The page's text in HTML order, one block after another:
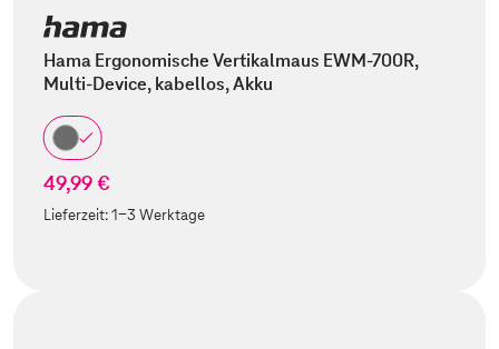
Hama Ergonomische Vertikalmaus EWM-700R,
Multi-Device, kabellos, Akku
49,99 €
Lieferzeit:1-3 Werktage